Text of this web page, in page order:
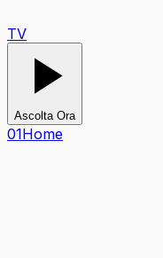
Ascolta Ora
01Home